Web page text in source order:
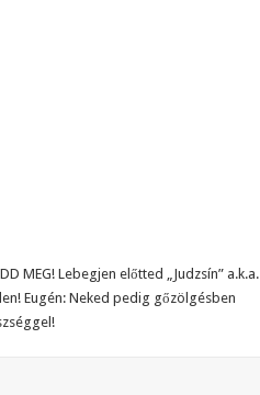
MEG! Lebegjen előtted „Judzsín” a.k.a.
Eugén: Neked pedig gőzölgésben